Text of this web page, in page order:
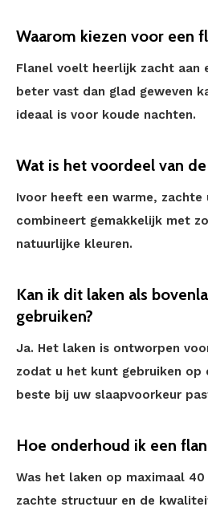
Waarom kiezen voor een
Flanel voelt heerlijk zacht aan
beter vast dan glad geweven
ideaal is voor koude nachten.
Wat is het voordeel van
Ivoor heeft een warme, zachte
combineert gemakkelijk met
natuurlijke kleuren.
Kan ik dit laken als
gebruiken?
Ja. Het laken is ontworpen
zodat u het kunt gebruiken op
beste bij uw slaapvoorkeur
Hoe onderhoud ik een
Was het laken op maximaal
zachte structuur en de